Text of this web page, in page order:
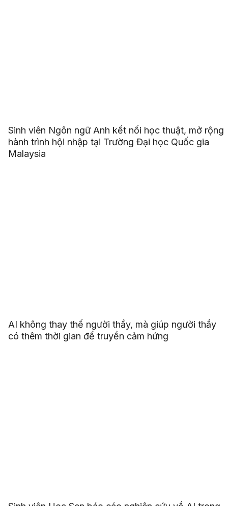
Sinh viên Ngôn ngữ Anh kết nối học thuật, mở rộng
hành trình hội nhập tại Trường Đại học Quốc gia
Malaysia
AI không thay thế người thầy, mà giúp người thầy
có thêm thời gian để truyền cảm hứng